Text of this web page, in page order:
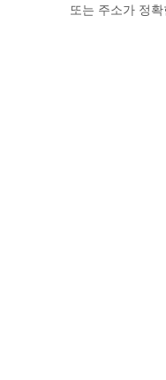
또는 주소가 정